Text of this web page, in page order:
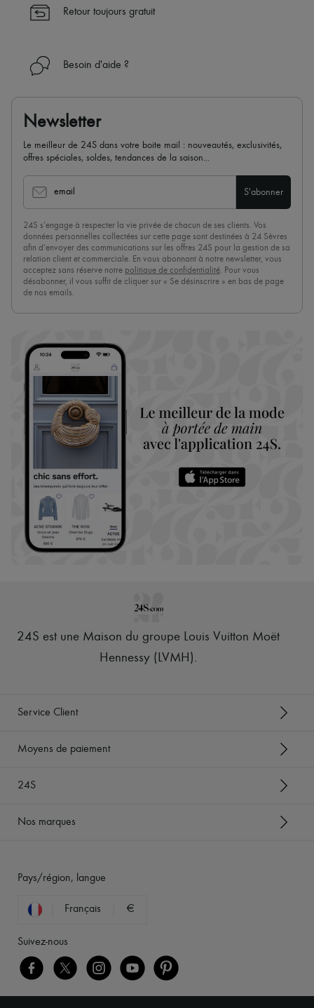
Retour toujours gratuit
Besoin d'aide ?
Newsletter
Le meilleur de 24S dans votre boite mail : nouveautés, exclusivités,
offres spéciales, soldes, tendances de la saison...
email S'abonner
24S s’engage à respecter la vie privée de chacun de ses clients. Vos
données personnelles collectées sur cette page sont destinées à 24 Sèvres
afin d’envoyer des communications sur les offres 24S pour la gestion de sa
relation client et commerciale. En vous abonnant à notre newsletter, vous
acceptez sans réserve notre politique de confidentialité. Pour vous
désabonner, il vous suffit de cliquer sur « Se désinscrire » en bas de page
de nos emails.
24S est une Maison du groupe Louis Vuitton Moët
Hennessy (LVMH).
Service Client
Moyens de paiement
24S
Nos marques
Pays/région, langue
Français €
Suivez-nous